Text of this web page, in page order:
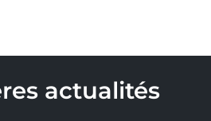
actualités